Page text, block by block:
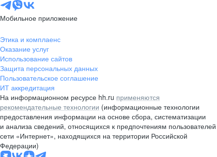
Мобильное приложение
Этика и комплаенс
Оказание услуг
Использование сайтов
Защита персональных данных
Пользовательское соглашение
ИТ аккредитация
На информационном ресурсе hh.ru применяются
рекомендательные технологии (информационные технологии
предоставления информации на основе сбора, систематизации
и анализа сведений, относящихся к предпочтениям пользователей
сети «Интернет», находящихся на территории Российской
Федерации)